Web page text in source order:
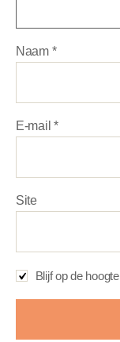
Naam *
E-mail*
Site
Blijf op de